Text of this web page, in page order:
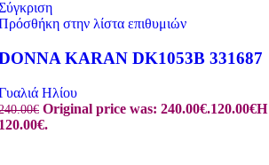
στην λίστα επιθυμιών
KARAN DK1053B 331687
Ηλίου
€ Original price was: 240.00€.120.00€Η